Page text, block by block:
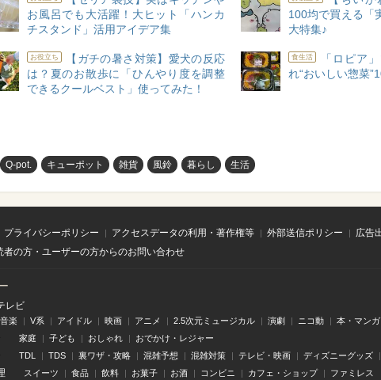
お風呂でも大活躍！大ヒット「ハンカ
チスタンド」活用アイデア集
100均で買える「
大特集♪
お役立ち
【ガチの暑さ対策】愛犬の反応
は？夏のお散歩に「ひんやり度を調整
できるクールベスト」使ってみた！
食生活
「ロピア
れ“おいしい惣菜
Q-pot. キューポット 雑貨 風鈴 暮らし 生活
プライバシーポリシー アクセスデータの利用・著作権等 外部送信ポリシー
広告
者の方・ユーザーの方からのお問い合わせ
レビ
音楽 V系 アイドル 映画 アニメ 2.5次元ミュージカル 演劇 ニコ動 本・マンガ
家庭 子ども おしゃれ おでかけ・レジャー
TDL TDS 裏ワザ・攻略 混雑予想 混雑対策 テレビ・映画 ディズニーグッズ
スイーツ 食品 飲料 お菓子 お酒 コンビニ カフェ・ショップ ファミレス